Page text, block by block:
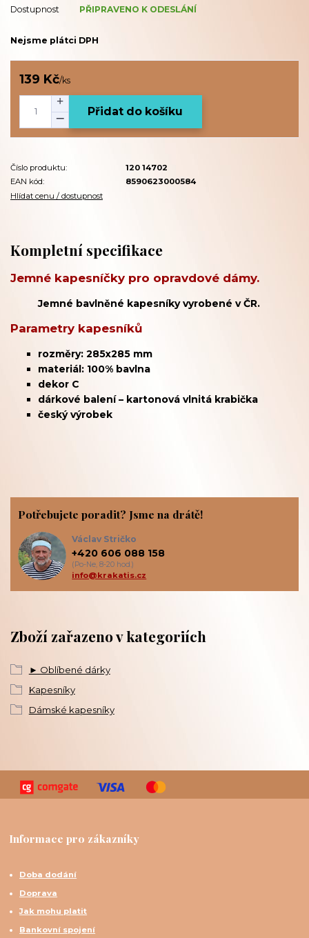
Dostupnost PŘIPRAVENO K ODESLÁNÍ
Nejsme plátci DPH
139 Kč/ks
Přidat do košíku
Číslo produktu:
120 14702
EAN kód:
8590623000584
Hlídat cenu / dostupnost
Kompletní specifikace
Jemné kapesníčky pro opravdové dámy.
Jemné bavlněné kapesníky vyrobené v ČR.
Parametry kapesníků
rozměry: 285x285 mm
materiál: 100% bavlna
dekor C
dárkové balení – kartonová vlnitá krabička
český výrobek
Zboží zařazeno v kategoriích
► Oblíbené dárky
Kapesníky
Dámské kapesníky
Potřebujete poradit? Jsme na drátě!
Václav Stričko
+420 606 088 158
(Po-Ne, 8-20 hod.)
info@krakatis.cz
Informace pro zákazníky
Doba dodání
Doprava
Jak mohu platit
Bankovní spojení